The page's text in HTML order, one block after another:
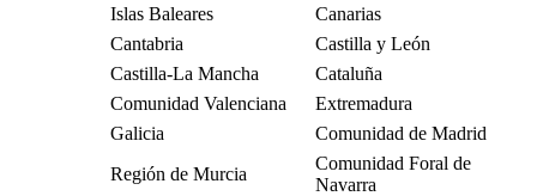
Islas Baleares
Canarias
Cantabria
Castilla y León
Castilla-La Mancha
Cataluña
Comunidad Valenciana
Extremadura
Galicia
Comunidad de Madrid
Región de Murcia
Comunidad Foral de
Navarra